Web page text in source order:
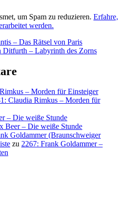
um Spam zu reduzieren. Erfahre,
werden.
– Das Rätsel von Paris
– Labyrinth des Zorns
– Morden für Einsteiger
Claudia Rimkus – Morden für
– Die weiße Stunde
Beer – Die weiße Stunde
Goldammer (Braunschweiger
zu 2267: Frank Goldammer –